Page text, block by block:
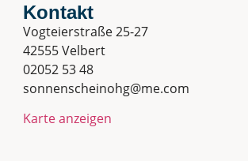
Kontakt
Vogteierstraße 25-27
42555 Velbert
02052 53 48
sonnenscheinohg@me.com
Karte anzeigen